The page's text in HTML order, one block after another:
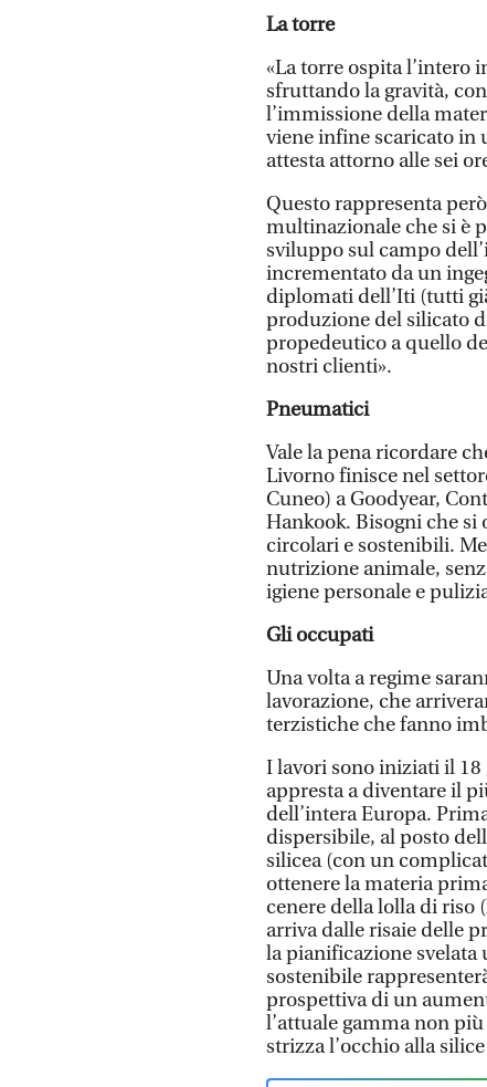
La torre
«La torre ospita l’intero
sfruttando la gravità,
l’immissione della
viene infine scaricato in
attesta attorno alle sei
Questo rappresenta
multinazionale che si è
sviluppo sul campo
incrementato da un
diplomati dell’Iti (tutti
produzione del silicato
propedeutico a quello
nostri clienti».
Pneumatici
Vale la pena ricordare
Livorno finisce nel
Cuneo) a Goodyear,
Hankook. Bisogni che
circolari e sostenibili.
nutrizione animale,
igiene personale e
Gli occupati
Una volta a regime
lavorazione, che
terzistiche che fanno
I lavori sono iniziati il
appresta a diventare il
dell’intera Europa.
dispersibile, al posto
silicea (con un
ottenere la materia
cenere della lolla di riso
arriva dalle risaie delle
la pianificazione svelata
sostenibile
prospettiva di un
l’attuale gamma non
strizza l’occhio alla